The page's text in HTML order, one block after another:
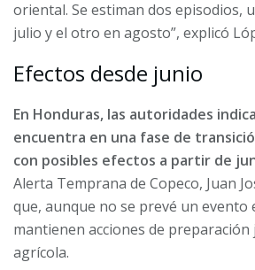
oriental. Se estiman dos episodios,
julio y el otro en agosto”, explicó
Efectos desde junio
En Honduras, las autoridades
encuentra en una fase de
con posibles efectos a partir de
Alerta Temprana de Copeco, Juan
que, aunque no se prevé un evento
mantienen acciones de
agrícola.